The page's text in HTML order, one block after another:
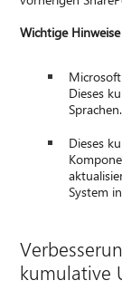
Wichtige
Dieses
Sprachen.
Dieses
System
kumulative